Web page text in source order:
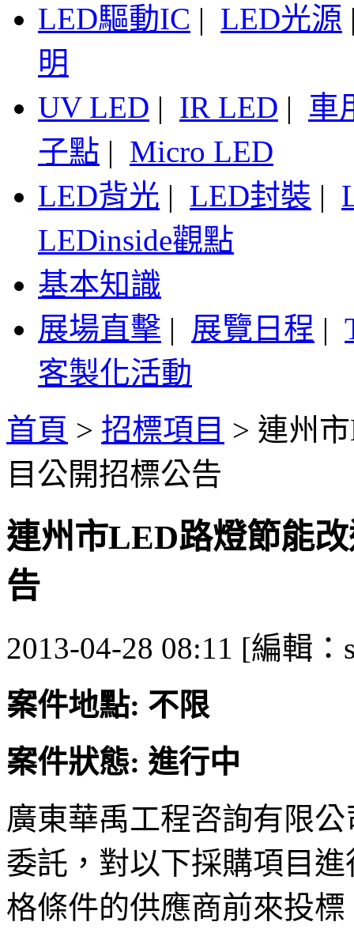
LED驅動IC | LED光源
明
UV LED | IR LED | 車
子點 | Micro LED
LED背光 | LED封裝 |
LEDinside觀點
基本知識
展場直擊 | 展覽日程 |
客製化活動
首頁 > 招標項目 > 連州
目公開招標公告
連州市LED路燈節能
告
2013-04-28 08:11 [編輯：
案件地點: 不限
案件狀態: 進行中
廣東華禹工程咨詢有限
委託，對以下採購項目
格條件的供應商前來投標